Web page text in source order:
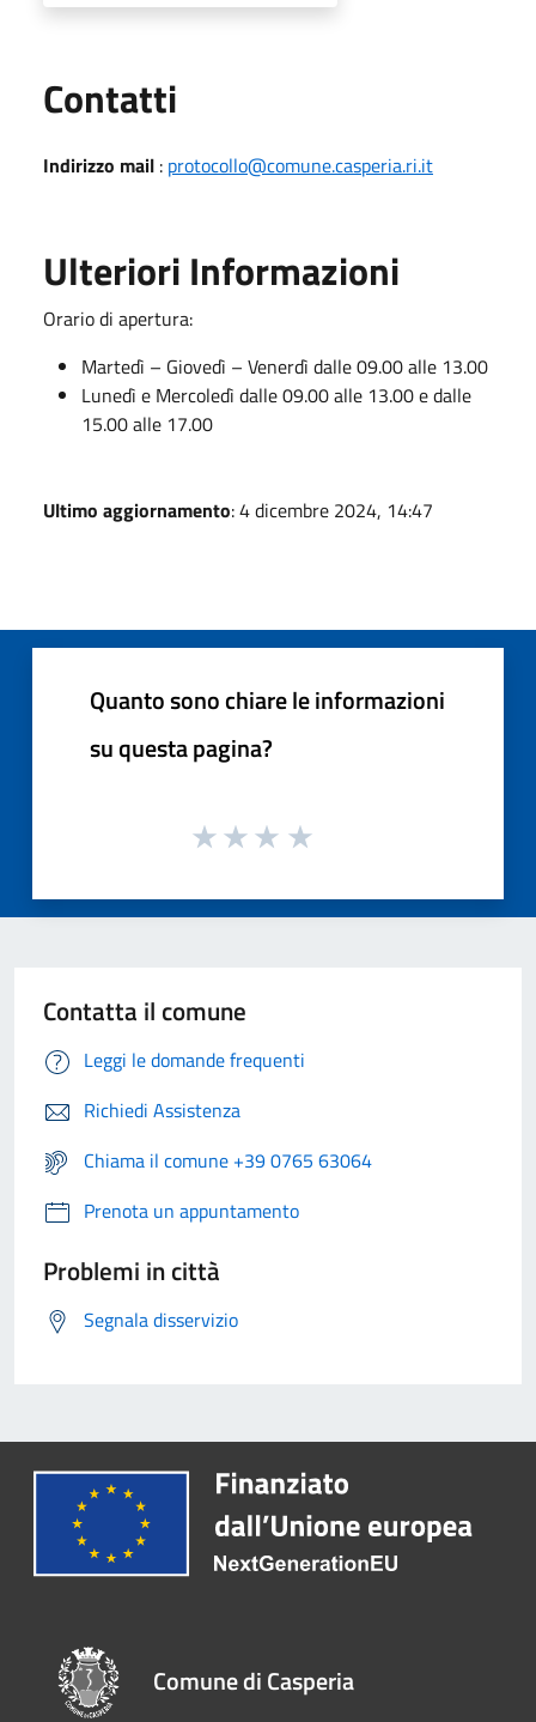
Contatti
Indirizzo mail : protocollo@comune.casperia.ri.it
Ulteriori Informazioni
Orario di apertura:
Martedì – Giovedì – Venerdì dalle 09.00 alle 13.00
Lunedì e Mercoledì dalle 09.00 alle 13.00 e dalle
15.00 alle 17.00
Ultimo aggiornamento: 4 dicembre 2024, 14:47
Quanto sono chiare le informazioni
su questa pagina?
Contatta il comune
Leggi le domande frequenti
Richiedi Assistenza
Chiama il comune +39 0765 63064
Prenota un appuntamento
Problemi in città
Segnala disservizio
Comune di Casperia